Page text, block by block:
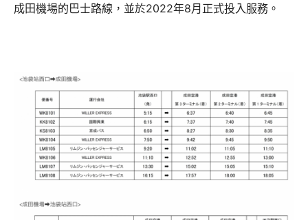
成田機場的巴士路線，並於2022年8月正式投入服務。